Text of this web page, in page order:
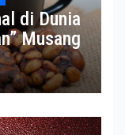
di Dunia
Musang